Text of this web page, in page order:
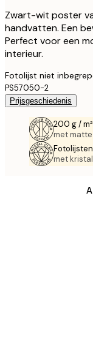
Zwart-wit poster
handvatten. Een
Perfect voor een
interieur.
Fotolijst niet
PS57050-2
Prijsgeschiedenis
200 g /
met
met